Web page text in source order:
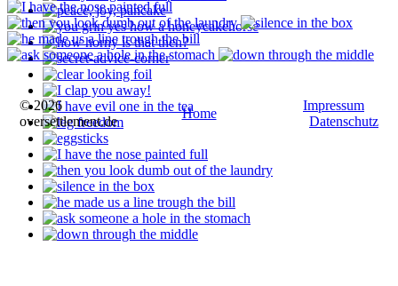
© 2026
oversettlement.de
Home
Impressum
Datenschutz